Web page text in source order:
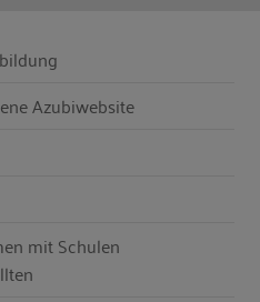
Azubiwebsite
mit Schulen